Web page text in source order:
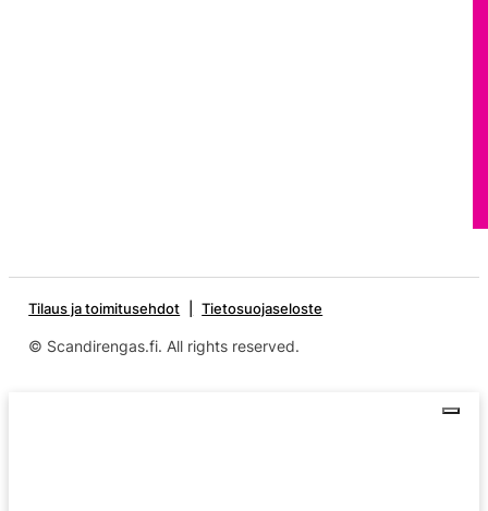
Tilaus ja toimitusehdot Tietosuojaseloste
© Scandirengas.fi. All rights reserved.